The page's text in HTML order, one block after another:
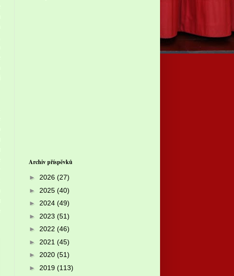
Archiv příspěvků
► 2026 (27)
► 2025 (40)
► 2024 (49)
► 2023 (51)
► 2022 (46)
► 2021 (45)
► 2020 (51)
► 2019 (113)